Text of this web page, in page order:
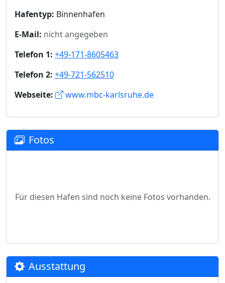
Hafentyp: Binnenhafen
E-Mail: nicht angegeben
Telefon 1: +49-171-8605463
Telefon 2: +49-721-562510
Webseite:
www.mbc-karlsruhe.de
Fotos
Für diesen Hafen sind noch keine Fotos vorhanden.
Ausstattung